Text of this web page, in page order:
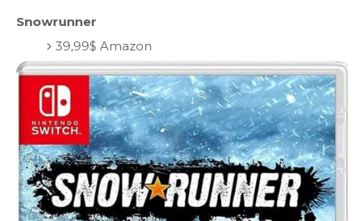
Snowrunner
39,99$ Amazon